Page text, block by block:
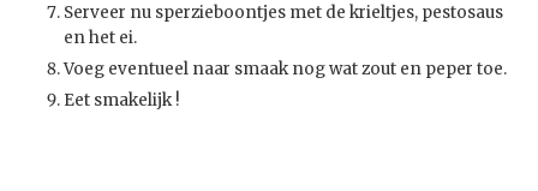
Serveer nu sperzieboontjes met de krieltjes, pestosaus
en het ei.
Voeg eventueel naar smaak nog wat zout en peper toe.
Eet smakelijk !